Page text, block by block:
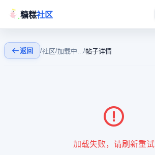
糖糕社区
返回 /社区/加载中.../帖子详情
加载失败，请刷新重试